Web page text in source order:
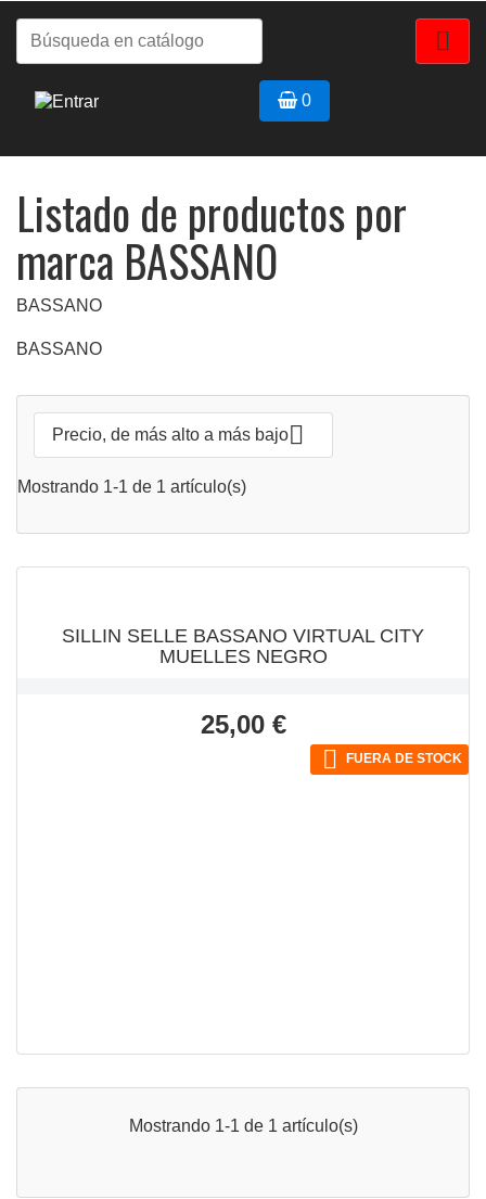

0
Listado de productos por
marca BASSANO
BASSANO
BASSANO
Precio, de más alto a más bajo
Mostrando 1-1 de 1 artículo(s)
VISTA RÁPIDA
SILLIN SELLE BASSANO VIRTUAL CITY
MUELLES NEGRO
Precio
25,00 €
 FUERA DE STOCK
Mostrando 1-1 de 1 artículo(s)